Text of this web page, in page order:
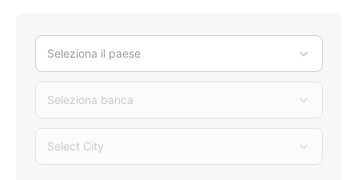
Seleziona il paese
Seleziona banca
Select City